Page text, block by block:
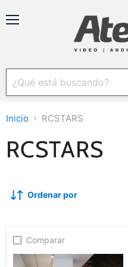
Inicio RCSTARS
RCSTARS
Ordenar por
Comparar